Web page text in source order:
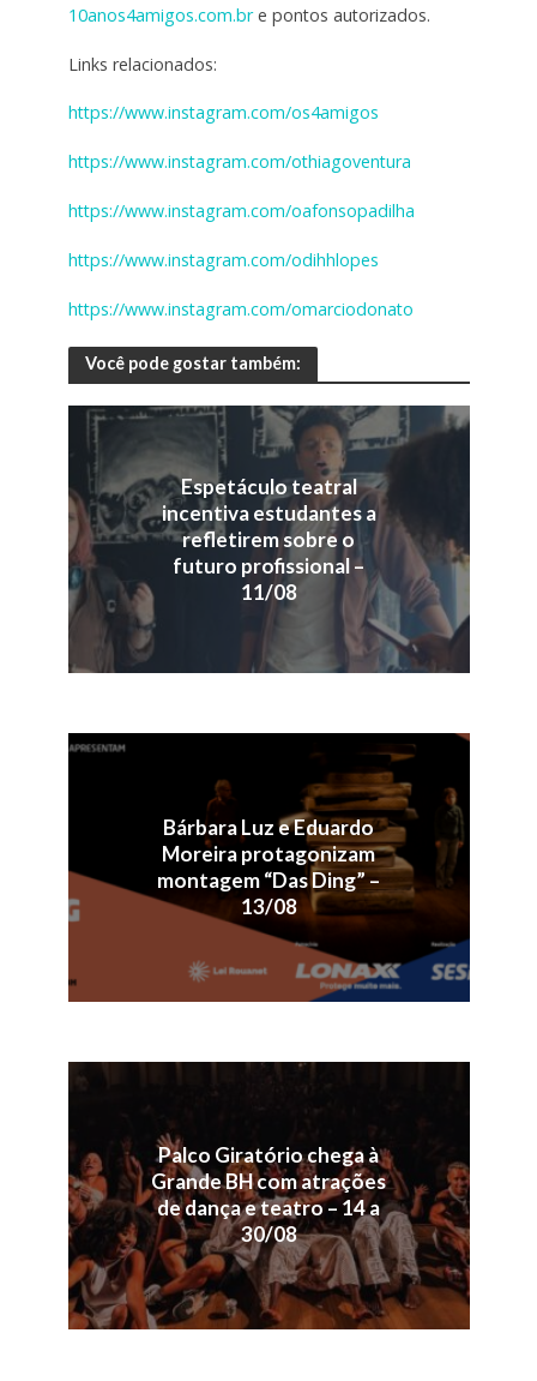
10anos4amigos.com.bre pontos autorizados.
Links relacionados:
https://www.instagram.com/os4amigos
https://www.instagram.com/othiagoventura
https://www.instagram.com/oafonsopadilha
https://www.instagram.com/odihhlopes
https://www.instagram.com/omarciodonato
Você pode gostar também:
Espetáculo teatral
incentiva estudantes a
refletirem sobre o
futuro profissional –
11/08
Bárbara Luz e Eduardo
Moreira protagonizam
montagem “Das Ding” –
13/08
Palco Giratório chega à
Grande BH com atrações
de dança e teatro – 14 a
30/08